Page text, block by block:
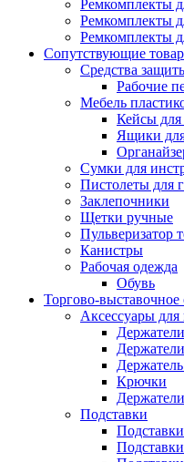
Ремкомплекты
Ремкомплекты
Ремкомплекты
Сопутствующие
Средства
Рабочие
Мебель
Кейсы для
Ящики
Сумки для
Пистолеты для
Заклепочники
Щетки ручные
Пульверизатор
Канистры
Рабочая одежда
Обувь
Торгово-выставочное
Аксессуары
Крючки
Подставки